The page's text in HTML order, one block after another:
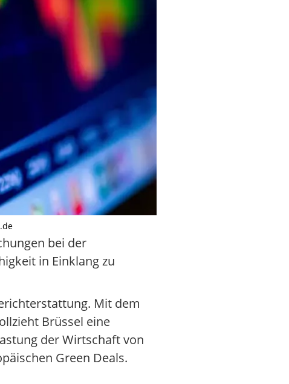
bei der
in Einklang zu
Mit dem
Brüssel eine
der Wirtschaft von
Green Deals.